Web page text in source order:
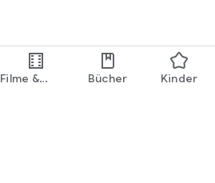
Filme &
Bücher Kinder